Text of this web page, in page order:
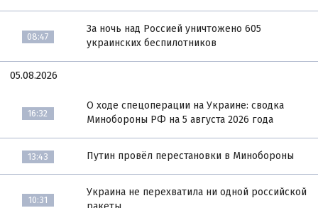
08:47
За ночь над Россией уничтожено 605
украинских беспилотников
05.08.2026
16:32
О ходе спецоперации на Украине: сводка
Минобороны РФ на 5 августа 2026 года
13:43 Путин провёл перестановки в Минобороны
10:31
Украина не перехватила ни одной российской